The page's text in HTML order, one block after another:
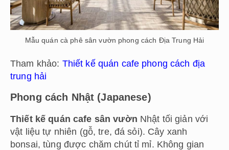
Mẫu quán cà phê sân vườn phong cách Địa Trung Hải
Tham khảo: Thiết kế quán cafe phong cách địa
trung hải
Phong cách Nhật (Japanese)
Thiết kế quán cafe sân vườn Nhật tối giản với
vật liệu tự nhiên (gỗ, tre, đá sỏi). Cây xanh
bonsai, tùng được chăm chút tỉ mỉ. Không gian